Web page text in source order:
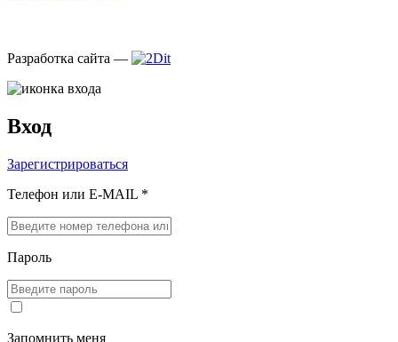
Разработка сайта —
Вход
Зарегистрироваться
Телефон или E-MAIL *
Пароль
Запомнить меня